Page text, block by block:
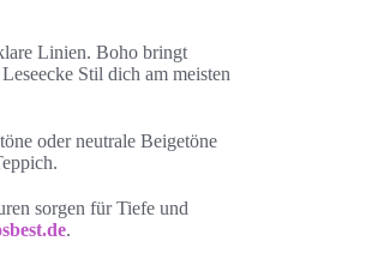
Linien. Boho bringt
Stil dich am meisten
oder neutrale Beigetöne
sorgen für Tiefe und
.